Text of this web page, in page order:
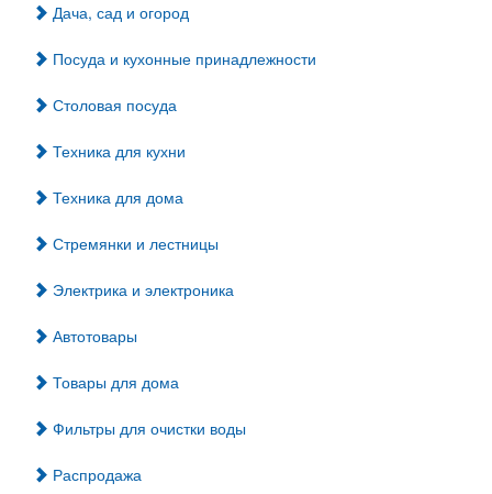
Дача, сад и огород
Посуда и кухонные принадлежности
Столовая посуда
Техника для кухни
Техника для дома
Стремянки и лестницы
Электрика и электроника
Автотовары
Товары для дома
Фильтры для очистки воды
Распродажа